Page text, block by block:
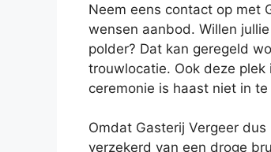
Neem eens contact op met
wensen aanbod. Willen
polder? Dat kan geregeld
trouwlocatie. Ook deze
ceremonie is haast niet in
Omdat Gasterij Vergeer
verzekerd van een droge